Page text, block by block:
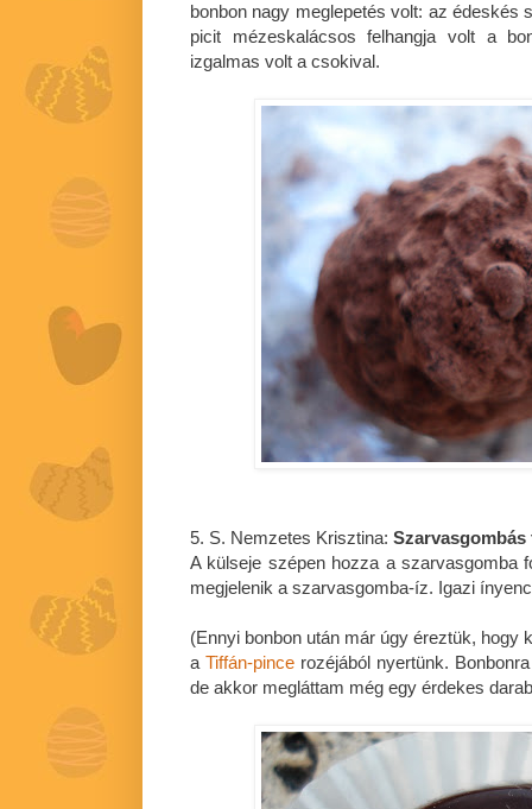
bonbon nagy meglepetés volt: az édeskés
picit mézeskalácsos felhangja volt a
izgalmas volt a csokival.
5. S. Nemzetes Krisztina:
A külseje szépen hozza a szarvasgomba
megjelenik a szarvasgomba-íz. Igazi
(Ennyi bonbon után már úgy éreztük, hogy
a Tiffán-pince rozéjából nyertünk.
de akkor megláttam még egy érdekes